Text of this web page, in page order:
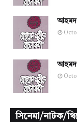
আহমদ
আহমদ
সিনেমা/নাটক/